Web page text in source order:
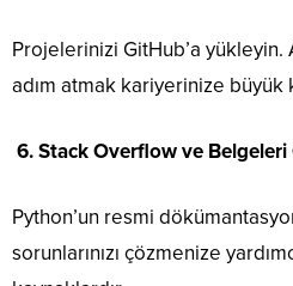
Projelerinizi GitHub’a yükleyin.
adım atmak kariyerinize büyük
6. Stack Overflow ve
Python’un resmi
sorunlarınızı çözmenize